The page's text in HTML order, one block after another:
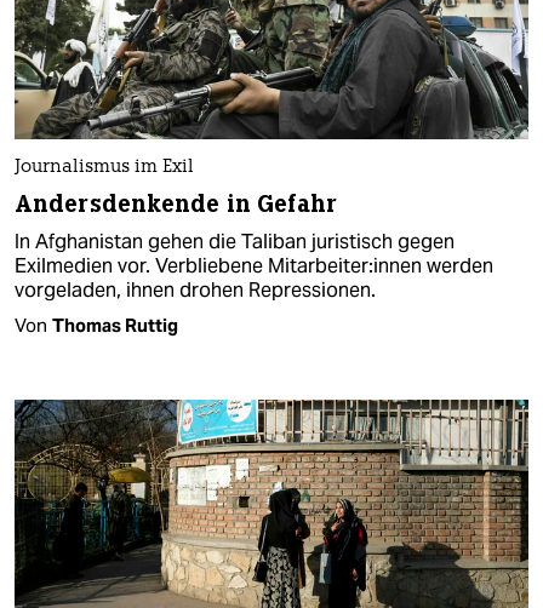
Journalismus im Exil
Andersdenkende in Gefahr
In Afghanistan gehen die Taliban juristisch gegen
Exilmedien vor. Verbliebene Mit­ar­bei­te­r:in­nen werden
vorgeladen, ihnen drohen Repressionen.
Von Thomas Ruttig